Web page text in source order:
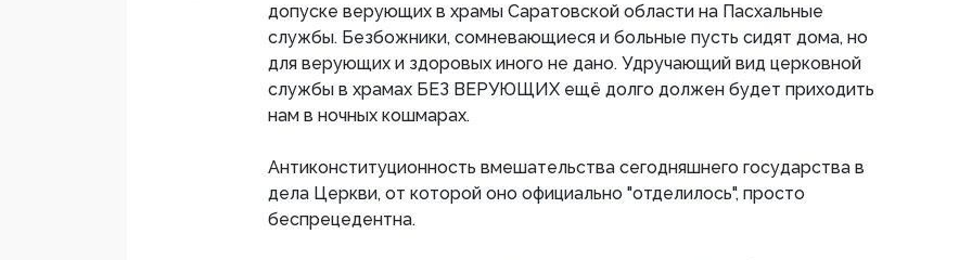
допуске верующих в храмы Саратовской области на Пасхальные
службы. Безбожники, сомневающиеся и больные пусть сидят дома, но
для верующих и здоровых иного не дано. Удручающий вид церковной
службы в храмах БЕЗ ВЕРУЮЩИХ ещё долго должен будет приходить
нам в ночных кошмарах.
Антиконституционность вмешательства сегодняшнего государства в
дела Церкви, от которой оно официально "отделилось", просто
беспрецедентна.